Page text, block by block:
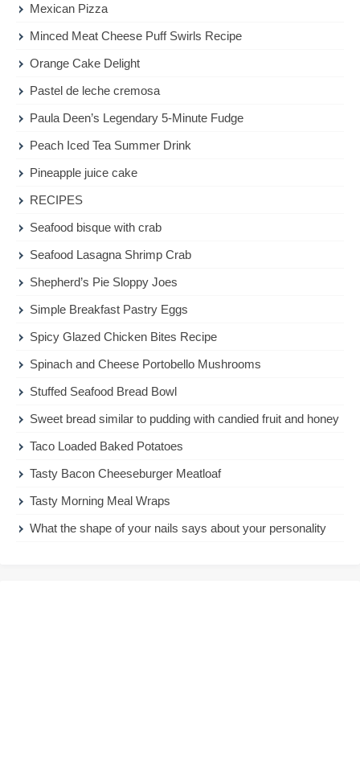
Mexican Pizza
Minced Meat Cheese Puff Swirls Recipe
Orange Cake Delight
Pastel de leche cremosa
Paula Deen’s Legendary 5-Minute Fudge
Peach Iced Tea Summer Drink
Pineapple juice cake
RECIPES
Seafood bisque with crab
Seafood Lasagna Shrimp Crab
Shepherd’s Pie Sloppy Joes
Simple Breakfast Pastry Eggs
Spicy Glazed Chicken Bites Recipe
Spinach and Cheese Portobello Mushrooms
Stuffed Seafood Bread Bowl
Sweet bread similar to pudding with candied fruit and honey
Taco Loaded Baked Potatoes
Tasty Bacon Cheeseburger Meatloaf
Tasty Morning Meal Wraps
What the shape of your nails says about your personality